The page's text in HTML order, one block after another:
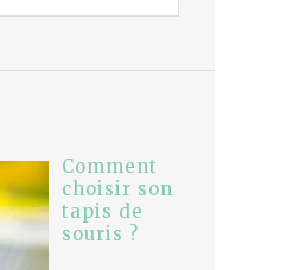
Comment
choisir son
tapis de
souris ?